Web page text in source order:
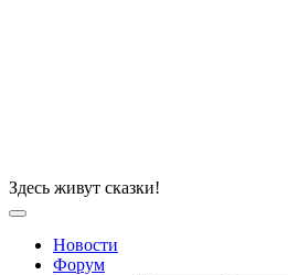
Здесь живут сказки!
Новости
Форум